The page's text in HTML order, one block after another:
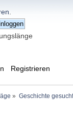
Registrieren
» Geschichte gesucht